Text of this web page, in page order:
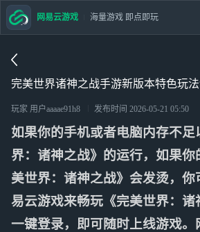
完美世界诸神之战手游新版本特色玩
玩家 用户aaaae91h8 发布时间 2026-05-21 05:50
如果你的手机或者电脑内存不足
界：诸神之战》的运行，如果你
美世界：诸神之战》会发烫，你
易云游戏来畅玩《完美世界：诸
一键登录，即可随时上线游戏。
网易云游戏 海量游戏 即点即玩